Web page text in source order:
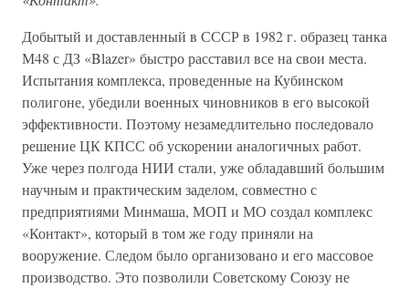
Добытый и доставленный в СССР в 1982 г. образец танка
М48 с ДЗ «Blazer» быстро расставил все на свои места.
Испытания комплекса, проведенные на Кубинском
полигоне, убедили военных чиновников в его высокой
эффективности. Поэтому незамедлительно последовало
решение ЦК КПСС об ускорении аналогичных работ.
Уже через полгода НИИ стали, уже обладавший большим
научным и практическим заделом, совместно с
предприятиями Минмаша, МОП и МО создал комплекс
«Контакт», который в том же году приняли на
вооружение. Следом было организовано и его массовое
производство. Это позволили Советскому Союзу не